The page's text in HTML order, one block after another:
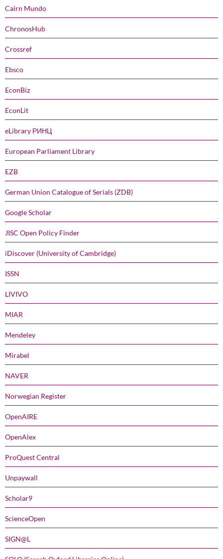
Cairn Mundo
ChronosHub
Crossref
Ebsco
EconBiz
EconLit
eLibrary РИНЦ
European Parliament Library
EZB
German Union Catalogue of Serials (ZDB)
Google Scholar
JISC Open Policy Finder
iDiscover (University of Cambridge)
ISSN
LIVIVO
MIAR
Mendeley
Mirabel
NAVER
Norwegian Register
OpenAIRE
OpenAlex
ProQuest Central
Unpaywall
Scholar9
ScienceOpen
SIGN@L